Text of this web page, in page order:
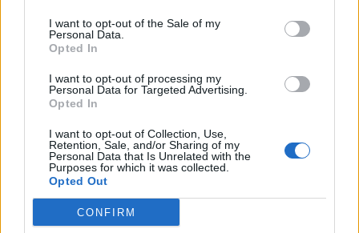
I want to opt-out of the Sale of my
Personal Data.
Opted In
I want to opt-out of processing my
Personal Data for Targeted Advertising.
Opted In
I want to opt-out of Collection, Use,
Retention, Sale, and/or Sharing of my
Personal Data that Is Unrelated with the
Purposes for which it was collected.
Opted Out
CONFIRM